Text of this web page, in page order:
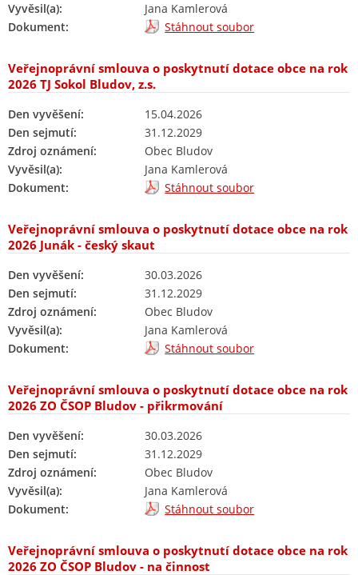
Vyvěsil(a):
Jana Kamlerová
Dokument:
Stáhnout soubor
Veřejnoprávní smlouva o poskytnutí dotace obce na rok
2026 TJ Sokol Bludov, z.s.
Den vyvěšení:
15.04.2026
Den sejmutí:
31.12.2029
Zdroj oznámení:
Obec Bludov
Vyvěsil(a):
Jana Kamlerová
Dokument:
Stáhnout soubor
Veřejnoprávní smlouva o poskytnutí dotace obce na rok
2026 Junák - český skaut
Den vyvěšení:
30.03.2026
Den sejmutí:
31.12.2029
Zdroj oznámení:
Obec Bludov
Vyvěsil(a):
Jana Kamlerová
Dokument:
Stáhnout soubor
Veřejnoprávní smlouva o poskytnutí dotace obce na rok
2026 ZO ČSOP Bludov - přikrmování
Den vyvěšení:
30.03.2026
Den sejmutí:
31.12.2029
Zdroj oznámení:
Obec Bludov
Vyvěsil(a):
Jana Kamlerová
Dokument:
Stáhnout soubor
Veřejnoprávní smlouva o poskytnutí dotace obce na rok
2026 ZO ČSOP Bludov - na činnost